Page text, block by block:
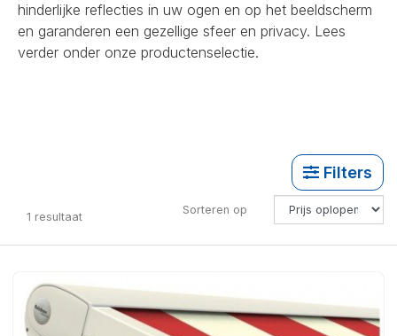
hinderlijke reflecties in uw ogen en op het beeldscherm
en garanderen een gezellige sfeer en privacy. Lees
verder onder onze productenselectie.
Filters
1 resultaat Sorteren op